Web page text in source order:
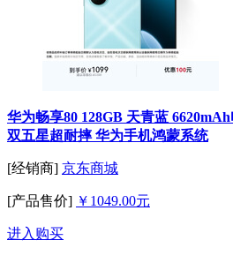
华为畅享80 128GB 天青蓝
双五星超耐摔 华为手机鸿蒙系统
[经销商] 京东商城
[产品售价] ￥1049.00元
进入购买